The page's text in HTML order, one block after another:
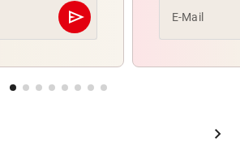
send
Abschicken E-Mail
chevron_right